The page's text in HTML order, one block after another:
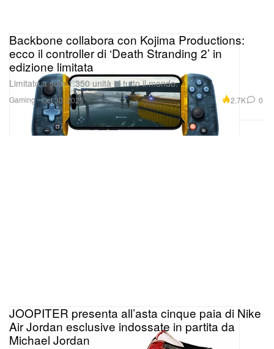
Gaming
Backbone collabora con Kojima Productions:
ecco il controller di ‘Death Stranding 2’ in
edizione limitata
Limitato a sole 1.350 unità in tutto il mondo.
Oct 30, 2025 2.7K 0
JOOPITER presenta all’asta cinque paia di Nike
Air Jordan esclusive indossate in partita da
Michael Jordan